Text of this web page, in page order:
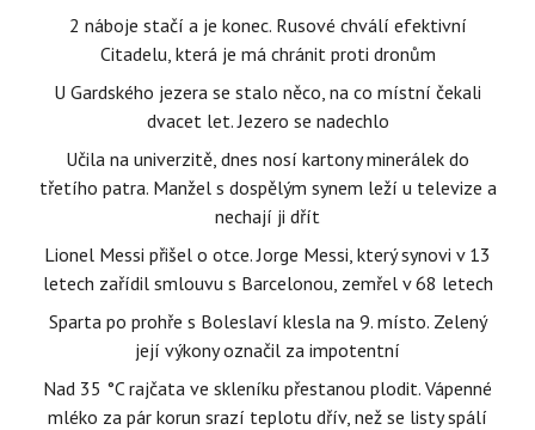
2 náboje stačí a je konec. Rusové chválí efektivní
Citadelu, která je má chránit proti dronům
U Gardského jezera se stalo něco, na co místní čekali
dvacet let. Jezero se nadechlo
Učila na univerzitě, dnes nosí kartony minerálek do
třetího patra. Manžel s dospělým synem leží u televize a
nechají ji dřít
Lionel Messi přišel o otce. Jorge Messi, který synovi v 13
letech zařídil smlouvu s Barcelonou, zemřel v 68 letech
Sparta po prohře s Boleslaví klesla na 9. místo. Zelený
její výkony označil za impotentní
Nad 35 °C rajčata ve skleníku přestanou plodit. Vápenné
mléko za pár korun srazí teplotu dřív, než se listy spálí